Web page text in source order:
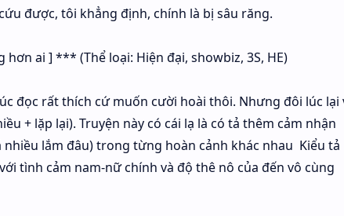
được, tôi khẳng định, chính là bị sâu răng.
ai ] *** (Thể loại: Hiện đại, showbiz, 3S, HE)
đọc rất thích cứ muốn cười hoài thôi. Nhưng đôi lúc lại
+ lặp lại). Truyện này có cái lạ là có tả thêm cảm nhận
lắm đâu) trong từng hoàn cảnh khác nhau Kiểu tả
tình cảm nam-nữ chính và độ thê nô của đến vô cùng